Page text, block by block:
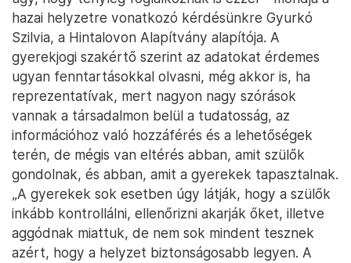
hazai helyzetre vonatkozó kérdésünkre Gyurkó
Szilvia, a Hintalovon Alapítvány alapítója. A
gyerekjogi szakértő szerint az adatokat érdemes
ugyan fenntartásokkal olvasni, még akkor is, ha
reprezentatívak, mert nagyon nagy szórások
vannak a társadalmon belül a tudatosság, az
információhoz való hozzáférés és a lehetőségek
terén, de mégis van eltérés abban, amit szülők
gondolnak, és abban, amit a gyerekek tapasztalnak.
„A gyerekek sok esetben úgy látják, hogy a szülők
inkább kontrollálni, ellenőrizni akarják őket, illetve
aggódnak miattuk, de nem sok mindent tesznek
azért, hogy a helyzet biztonságosabb legyen. A